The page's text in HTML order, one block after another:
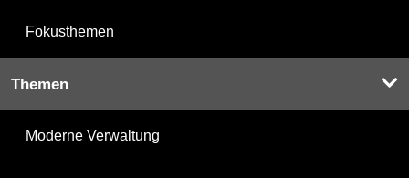
Fokusthemen
Themen
Moderne Verwaltung